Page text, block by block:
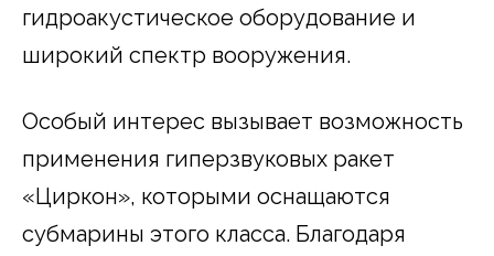
гидроакустическое оборудование и
широкий спектр вооружения.
Особый интерес вызывает возможность
применения гиперзвуковых ракет
«Циркон», которыми оснащаются
субмарины этого класса. Благодаря